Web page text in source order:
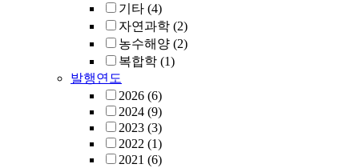
기타 (4)
자연과학 (2)
농수해양 (2)
복합학 (1)
발행연도
2026 (6)
2024 (9)
2023 (3)
2022 (1)
2021 (6)